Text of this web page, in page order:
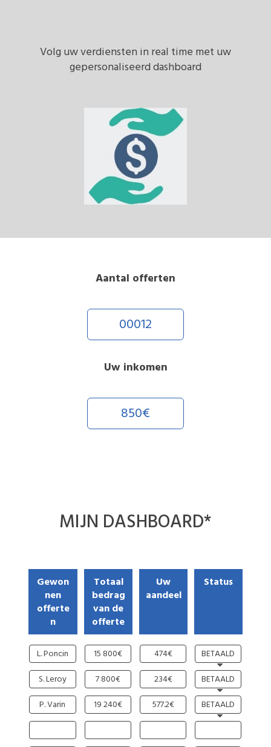
Volg uw verdiensten in real time met uw
gepersonaliseerd dashboard
Aantal offerten
00012
Uw inkomen
850€
MIJN DASHBOARD*
Gewon
nen
offerte
n
Totaal
bedrag
van de
offerte
Uw
aandeel
Status
L. Poncin 15 800€ 474€ BETAALD
S. Leroy 7 800€ 234€ BETAALD
P. Varin 19 240€ 577.2€ BETAALD